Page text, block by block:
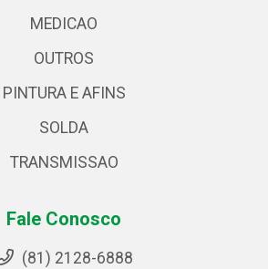
MEDICAO
OUTROS
PINTURA E AFINS
SOLDA
TRANSMISSAO
Fale Conosco
(81) 2128-6888